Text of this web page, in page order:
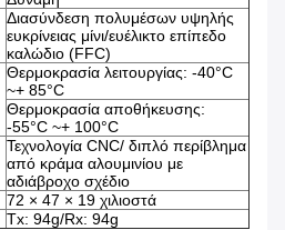
Διασύνδεση πολυμέσων υψηλής
ευκρίνειας μίνι/ευέλικτο επίπεδο
καλώδιο (FFC)
Θερμοκρασία λειτουργίας: -40°C
~+ 85°C
Θερμοκρασία αποθήκευσης:
-55°C ~+ 100°C
Τεχνολογία CNC/ διπλό περίβλημα
από κράμα αλουμινίου με
αδιάβροχο σχέδιο
72 × 47 × 19 χιλιοστά
Tx: 94g/Rx: 94g